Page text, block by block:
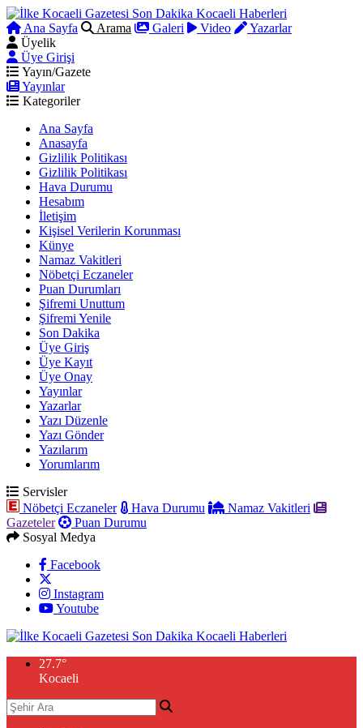
Ana Sayfa Arama Galeri Video
Yazarlar
Üyelik
Üye Girişi
Yayın/Gazete
Yayınlar
Kategoriler
Ana Sayfa
Anasayfa
Gizlilik Politikası
Gizlilik Politikası
Hava Durumu
Hesabım
İletişim
Kişisel Verilerin Korunması
Künye
Namaz Vakitleri
Nöbetçi Eczaneler
Puan Durumları
Şifremi Unuttum
Şifremi Yenile
Son Dakika
Üye Giriş
Üye Kayıt
Üye Onay
Yayınlar
Yazarlar
Yazı Düzenle
Yazı Gönder
Yazılarım
Yorumlarım
Servisler
Nöbetçi Eczaneler
Hava Durumu
Namaz Vakitleri
Gazeteler
Puan Durumu
Sosyal Medya
Facebook
Instagram
Youtube
27.7°
Kocaeli